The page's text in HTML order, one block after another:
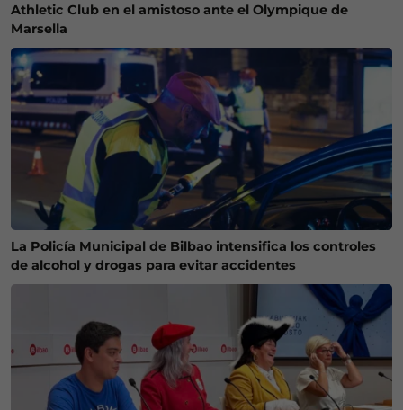
Athletic Club en el amistoso ante el Olympique de
Marsella
La Policía Municipal de Bilbao intensifica los controles
de alcohol y drogas para evitar accidentes